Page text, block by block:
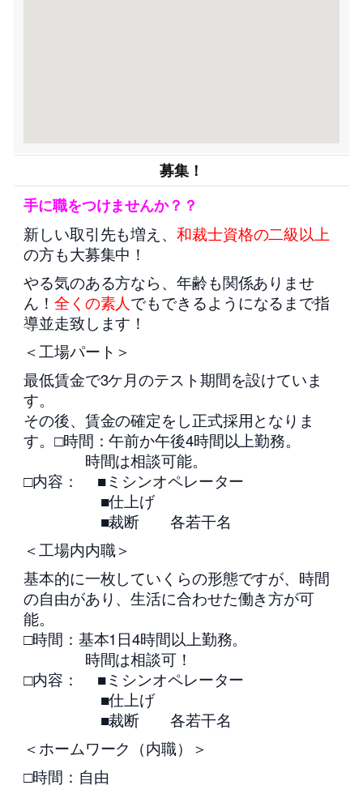
募集！
手に職をつけませんか？？
新しい取引先も増え、 和裁士資格の二級以上
の方も大募集中！
やる気のある方なら、年齢も関係ありませ
ん！ 全くの素人でもできるようになるまで指
導並走致します！
＜工場パート＞
最低賃金で3ケ月のテスト期間を設けていま
す。
その後、賃金の確定をし正式採用となりま
す。□時間：午前か午後4時間以上勤務。
時間は相談可能。
□内容： ■ミシンオペレーター
■仕上げ
■裁断 各若干名
＜工場内内職＞
基本的に一枚していくらの形態ですが、時間
の自由があり、生活に合わせた働き方が可
能。
□時間：基本1日4時間以上勤務。
時間は相談可！
□内容： ■ミシンオペレーター
■仕上げ
■裁断 各若干名
＜ホームワーク（内職）＞
□時間：自由